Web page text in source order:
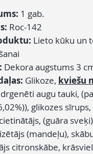
1 gab.
Roc-142
Lieto kūku un
Dekora augstums 3
Glikoze, kviešu
augu tauki,
glikozes sīrups,
(guāra
(mandeļu),
citronskābe,